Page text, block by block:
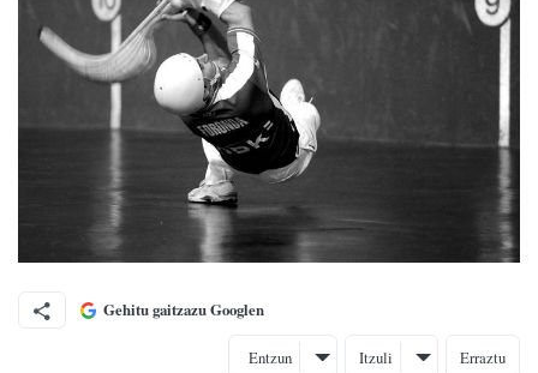
Gehitu gaitzazu Googlen
Entzun Itzuli Erraztu